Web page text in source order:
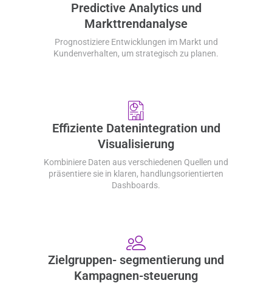
Predictive Analytics und
Markttrendanalyse
Prognostiziere Entwicklungen im Markt und
Kundenverhalten, um strategisch zu planen.
Effiziente Datenintegration und
Visualisierung
Kombiniere Daten aus verschiedenen Quellen und
präsentiere sie in klaren, handlungsorientierten
Dashboards.
Zielgruppen- segmentierung und
Kampagnen-steuerung